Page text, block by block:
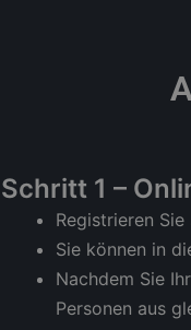
Schritt 1 –
Registrieren
Sie können in
Nachdem Sie
Personen aus